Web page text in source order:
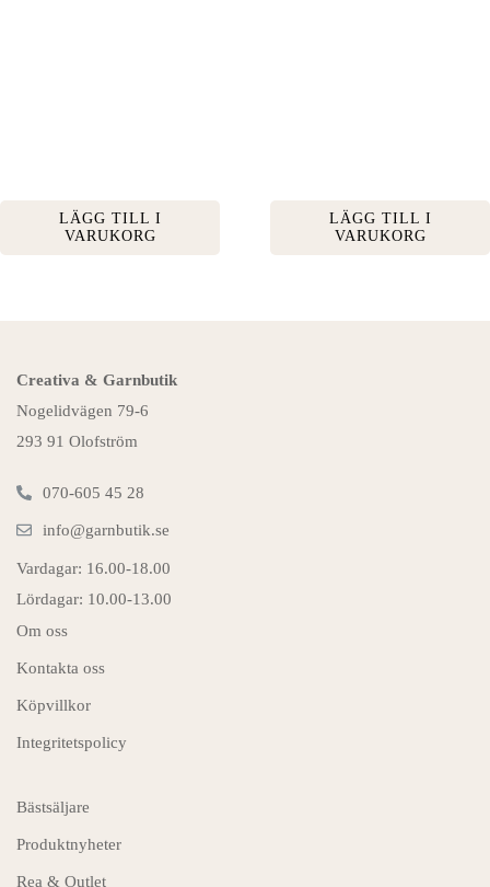
LÄGG TILL I
VARUKORG
LÄGG TILL I
VARUKORG
Creativa & Garnbutik
Nogelidvägen 79-6
293 91 Olofström
070-605 45 28
info@garnbutik.se
Vardagar: 16.00-18.00
Lördagar: 10.00-13.00
Om oss
Kontakta oss
Köpvillkor
Integritetspolicy
Bästsäljare
Produktnyheter
Rea & Outlet